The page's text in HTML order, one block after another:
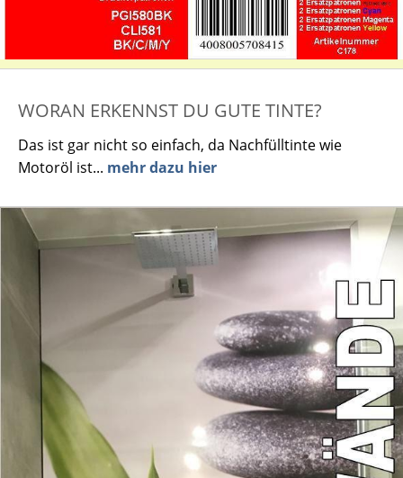
WORAN ERKENNST DU GUTE TINTE?
Das ist gar nicht so einfach, da Nachfülltinte wie
Motoröl ist... mehr dazu hier